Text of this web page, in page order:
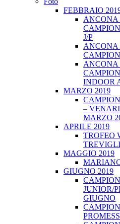
FEBBRAIO
ANCONA
J/P
ANCONA
ANCONA
INDOOR
MARZO 2019
–
MARZO
APRILE 2019
TROFEO
MAGGIO 2019
GIUGNO 2019
JUNIOR/
GIUGNO